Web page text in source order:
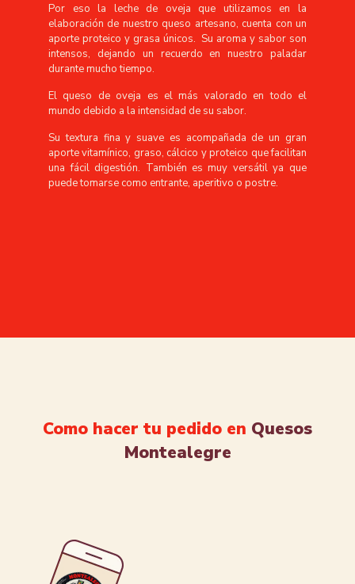
Por eso la leche de oveja que utilizamos en la
elaboración de nuestro queso artesano, cuenta con un
aporte proteico y grasa únicos. Su aroma y sabor son
intensos, dejando un recuerdo en nuestro paladar
durante mucho tiempo.
El queso de oveja es el más valorado en todo el
mundo debido a la intensidad de su sabor.
Su textura fina y suave es acompañada de un gran
aporte vitamínico, graso, cálcico y proteico que facilitan
una fácil digestión. También es muy versátil ya que
puede tomarse como entrante, aperitivo o postre.
Como hacer tu pedido en Quesos
Montealegre